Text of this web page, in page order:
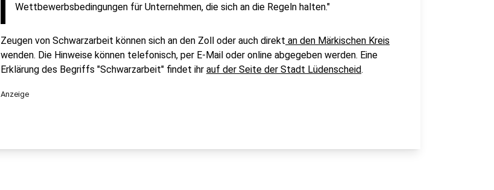
Wettbewerbsbedingungen für Unternehmen, die sich an die Regeln halten."
Zeugen von Schwarzarbeit können sich an den Zoll oder auch direkt an den Märkischen Kreis
wenden. Die Hinweise können telefonisch, per E-Mail oder online abgegeben werden. Eine
Erklärung des Begriffs "Schwarzarbeit" findet ihr auf der Seite der Stadt Lüdenscheid.
Anzeige